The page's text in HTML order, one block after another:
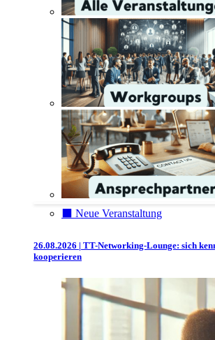
⬛️ Neue Veranstaltung
26.08.2026 | TT-Networking-Lounge: sich
kooperieren